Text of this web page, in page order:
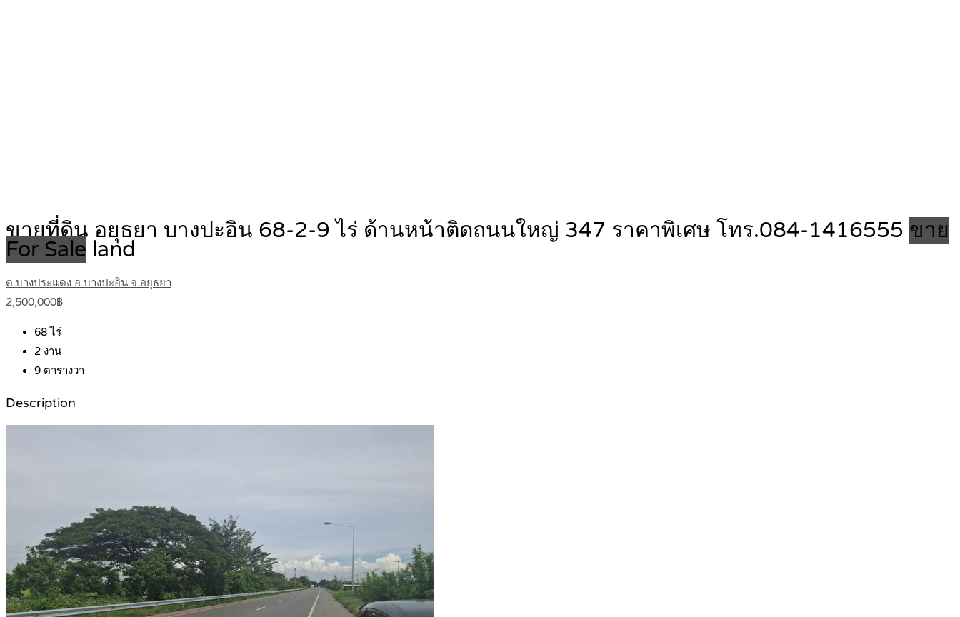
ขายที่ดิน อยุธยา บางปะอิน 68-2-9 ไร่ ด้านหน้าติดถนนใหญ่ 347 ราคาพิเศษ โทร.084-1416555 ขาย
For Sale land
ต.บางประแดง อ.บางปะอิน จ.อยุธยา
2,500,000฿
68ไร่
2 งาน
9 ตารางวา
Description